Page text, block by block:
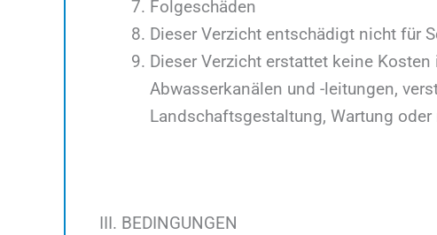
Folgeschäden
Dieser Verzicht entschädigt nicht für
Dieser Verzicht erstattet keine
Abwasserkanälen und -leitungen,
Landschaftsgestaltung, Wartung
III. BEDINGUNGEN